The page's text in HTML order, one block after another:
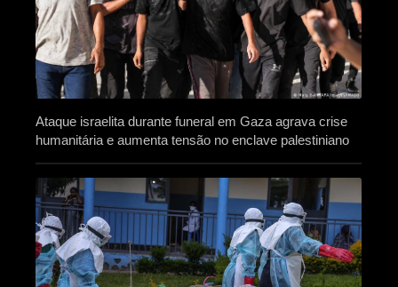
Ataque israelita durante funeral em Gaza agrava crise
humanitária e aumenta tensão no enclave palestiniano